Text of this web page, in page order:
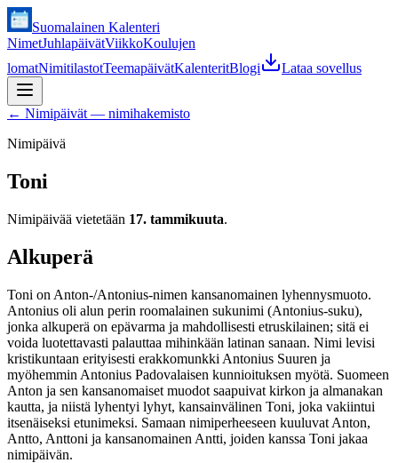
Suomalainen Kalenteri
NimetJuhlapäivätViikkoKoulujen
lomatNimitilastotTeemapäivätKalenteritBlogi Lataa sovellus
← Nimipäivät — nimihakemisto
Nimipäivä
Toni
Nimipäivää vietetään 17. tammikuuta.
Alkuperä
Toni on Anton-/Antonius-nimen kansanomainen lyhennysmuoto.
Antonius oli alun perin roomalainen sukunimi (Antonius-suku),
jonka alkuperä on epävarma ja mahdollisesti etruskilainen; sitä ei
voida luotettavasti palauttaa mihinkään latinan sanaan. Nimi levisi
kristikuntaan erityisesti erakkomunkki Antonius Suuren ja
myöhemmin Antonius Padovalaisen kunnioituksen myötä. Suomeen
Anton ja sen kansanomaiset muodot saapuivat kirkon ja almanakan
kautta, ja niistä lyhentyi lyhyt, kansainvälinen Toni, joka vakiintui
itsenäiseksi etunimeksi. Samaan nimiperheeseen kuuluvat Anton,
Antto, Anttoni ja kansanomainen Antti, joiden kanssa Toni jakaa
nimipäivän.